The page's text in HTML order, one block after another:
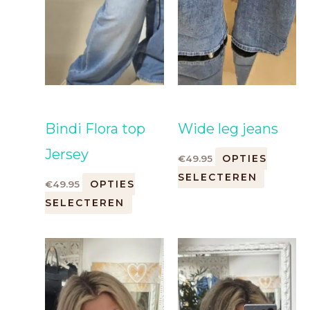
Bindi Flora top
Jersey
€49.95
OPTIES
SELECTEREN
Wide leg jeans
€49.95
OPTIES
SELECTEREN
product
heeft
meerdere
Dit
product
heeft